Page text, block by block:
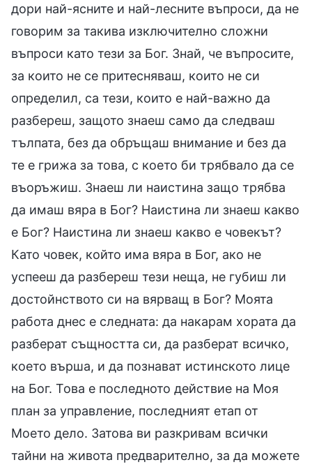
дори най-ясните и най-лесните въпроси, да не
говорим за такива изключително сложни
въпроси като тези за Бог. Знай, че въпросите,
за които не се притесняваш, които не си
определил, са тези, които е най-важно да
разбереш, защото знаеш само да следваш
тълпата, без да обръщаш внимание и без да
те е грижа за това, с което би трябвало да се
въоръжиш. Знаеш ли наистина защо трябва
да имаш вяра в Бог? Наистина ли знаеш какво
е Бог? Наистина ли знаеш какво е човекът?
Като човек, който има вяра в Бог, ако не
успееш да разбереш тези неща, не губиш ли
достойнството си на вярващ в Бог? Моята
работа днес е следната: да накарам хората да
разберат същността си, да разберат всичко,
което върша, и да познават истинското лице
на Бог. Това е последното действие на Моя
план за управление, последният етап от
Моето дело. Затова ви разкривам всички
тайни на живота предварително, за да можете